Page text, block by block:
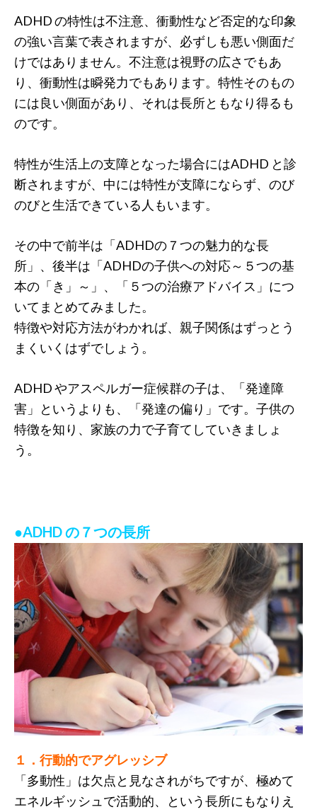
ADHD の特性は不注意、衝動性など否定的な印象
の強い言葉で表されますが、必ずしも悪い側面だ
けではありません。不注意は視野の広さでもあ
り、衝動性は瞬発力でもあります。特性そのもの
には良い側面があり、それは長所ともなり得るも
のです。
特性が生活上の支障となった場合にはADHD と診
断されますが、中には特性が支障にならず、のび
のびと生活できている人もいます。
その中で前半は「ADHDの７つの魅力的な長
所」、後半は「ADHDの子供への対応～５つの基
本の「き」～」、「５つの治療アドバイス」につ
いてまとめてみました。
特徴や対応方法がわかれば、親子関係はずっとう
まくいくはずでしょう。
ADHD やアスペルガー症候群の子は、「発達障
害」というよりも、「発達の偏り」です。子供の
特徴を知り、家族の力で子育てしていきましょ
う。
●ADHD の７つの長所
１．行動的でアグレッシブ
「多動性」は欠点と見なされがちですが、極めて
エネルギッシュで活動的、という長所にもなりえ